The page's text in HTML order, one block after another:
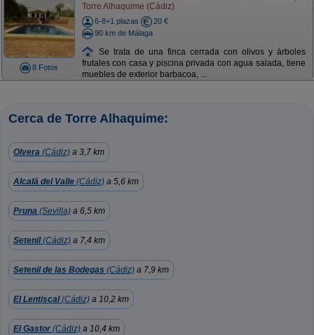
8 Fotos
Torre Alhaquime (Cádiz)
6-8+1 plazas
20 €
90 km de Málaga
Se trata de una finca cerrada con olivos y árboles
frutales con casa y piscina privada con agua salada, tiene
muebles de exterior barbacoa, ...
Cerca de Torre Alhaquime:
Olvera (Cádiz) a 3,7 km
Alcalá del Valle (Cádiz) a 5,6 km
Pruna (Sevilla) a 6,5 km
Setenil(Cádiz) a 7,4 km
Setenil de las Bodegas (Cádiz) a 7,9 km
El Lentiscal(Cádiz) a 10,2 km
El Gastor (Cádiz) a 10,4 km